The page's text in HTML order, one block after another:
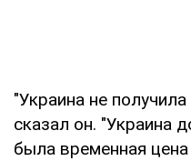
"Украина не
сказал он. "Украина
была временная